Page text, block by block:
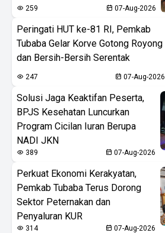
259 07-Aug-2026
Peringati HUT ke-81 RI, Pemkab
Tubaba Gelar Korve Gotong Royong
dan Bersih-Bersih Serentak
247 07-Aug-2026
Solusi Jaga Keaktifan Peserta,
BPJS Kesehatan Luncurkan
Program Cicilan Iuran Berupa
NADI JKN
389 07-Aug-2026
Perkuat Ekonomi Kerakyatan,
Pemkab Tubaba Terus Dorong
Sektor Peternakan dan
Penyaluran KUR
314 07-Aug-2026